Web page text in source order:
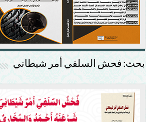
بحث: فحش السلفي أمر شيطاني